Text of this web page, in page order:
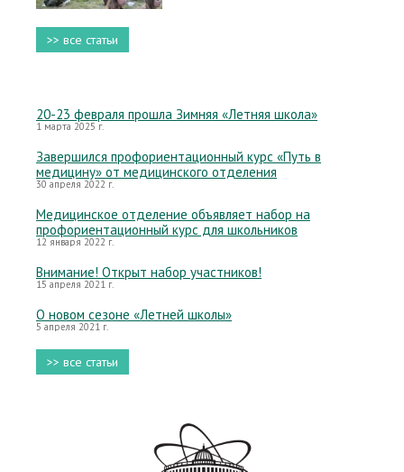
>> все статьи
20-23 февраля прошла Зимняя «Летняя школа»
1 марта 2025 г.
Завершился профориентационный курс «Путь в
медицину» от медицинского отделения
30 апреля 2022 г.
Медицинское отделение объявляет набор на
профориентационный курс для школьников
12 января 2022 г.
Внимание! Открыт набор участников!
15 апреля 2021 г.
О новом сезоне «Летней школы»
5 апреля 2021 г.
>> все статьи